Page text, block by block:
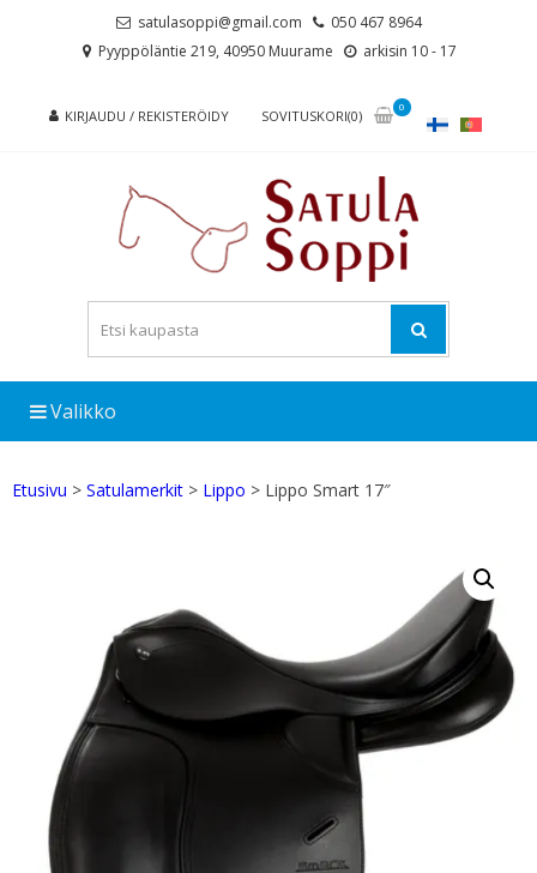
satulasoppi@gmail.com
050 467 8964
Pyyppöläntie 219, 40950 Muurame
arkisin 10 - 17
KIRJAUDU / REKISTERÖIDY SOVITUSKORI(0)
0
Valikko
Etusivu > Satulamerkit > Lippo > Lippo Smart 17″